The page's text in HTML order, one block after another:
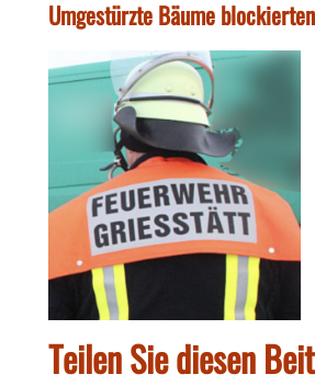
Umgestürzte Bäume
Teilen Sie diesen